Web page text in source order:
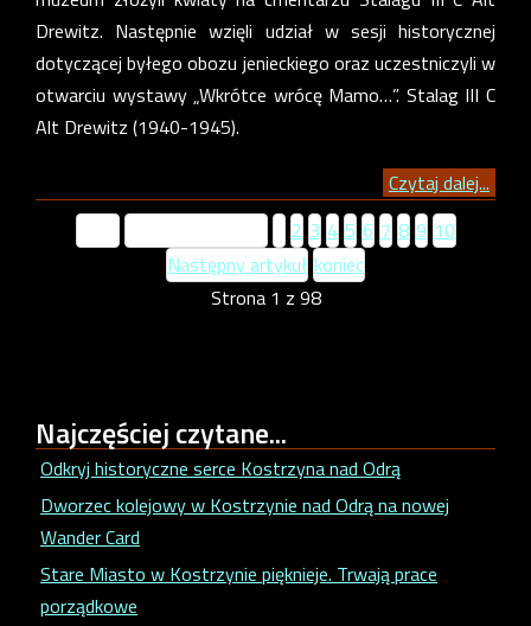
Drewitz. Następnie wzięli udział w sesji historycznej
dotyczącej byłego obozu jenieckiego oraz uczestniczyli w
otwarciu wystawy „Wkrótce wrócę Mamo…”. Stalag III C
Alt Drewitz (1940-1945).
Czytaj dalej...
2 3 4 5 6 7 8 9 10
Następny artykuł koniec
Strona 1 z 98
Najczęściejczytane...
Odkryj historyczne serce Kostrzyna nad Odrą
Dworzec kolejowy w Kostrzynie nad Odrą na nowej
Wander Card
Stare Miasto w Kostrzynie pięknieje. Trwają prace
porządkowe